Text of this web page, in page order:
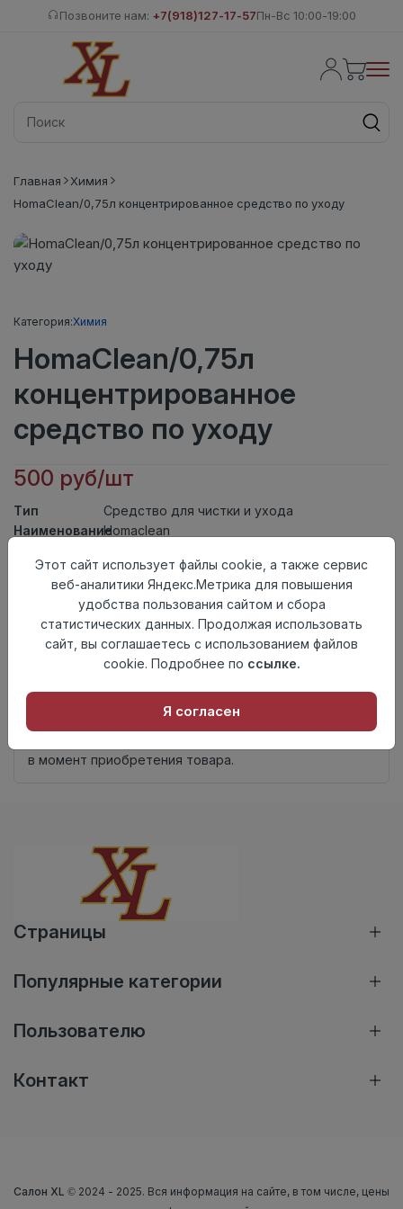
Позвоните нам: +7(918)127-17-57Пн-Вс 10:00-19:00
Главная
Химия
HomaClean/0,75л концентрированное средство по уходу
Категория:Химия
HomaClean/0,75л
концентрированное
средство по уходу
500 руб/шт
Тип
Средство для чистки и ухода
НаименованиеHomaclean
Фасовка
0,75л
Страна
происхождения
Россия
Осталось4 шт
Добавить в корзину
Внимание! Внешний вид товара может отличаться от
в момент приобретения товара.
Страницы
Популярные категории
Пользователю
Контакт
Салон XL © 2024 - 2025. Вся информация на сайте, в том числе, цены
Этот сайт использует файлы cookie, а также сервис
веб-аналитики Яндекс.Метрика для повышения
удобства пользования сайтом и сбора
статистических данных. Продолжая использовать
сайт, вы соглашаетесь с использованием файлов
cookie. Подробнее по ссылке.
Я согласен